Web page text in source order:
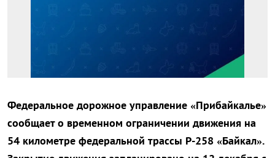
Федеральное дорожное управление «Прибайкалье»
сообщает о временном ограничении движения на
54 километре федеральной трассы Р-258 «Байкал».